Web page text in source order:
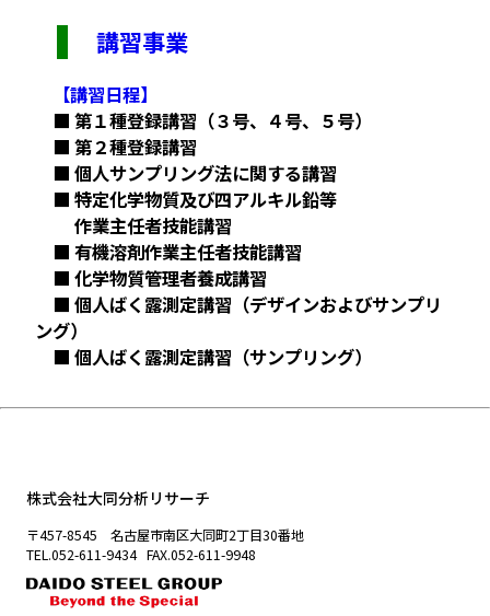
講習事業
【講習日程】
■ 第１種登録講習（３号、４号、５号）
■ 第２種登録講習
■ 個人サンプリング法に関する講習
■ 特定化学物質及び四アルキル鉛等
作業主任者技能講習
■ 有機溶剤作業主任者技能講習
■ 化学物質管理者養成講習
■ 個人ばく露測定講習（デザインおよびサンプリ
ング）
■ 個人ばく露測定講習（サンプリング）
株式会社大同分析リサーチ
〒457-8545 名古屋市南区大同町2丁目30番地
TEL.052-611-9434 FAX.052-611-9948